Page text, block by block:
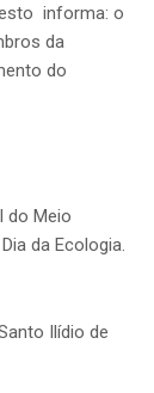
informa: o
da
do
do Meio
da Ecologia.
Ilídio de